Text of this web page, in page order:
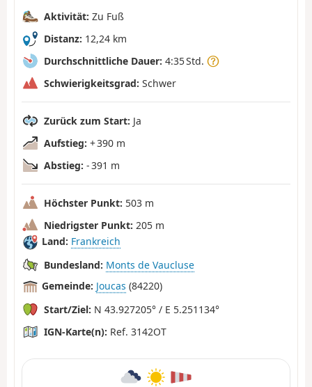
Aktivität: Zu Fuß
Distanz: 12,24 km
Durchschnittliche Dauer: 4:35 Std.
Schwierigkeitsgrad: Schwer
Zurück zum Start: Ja
Aufstieg: + 390 m
Abstieg: - 391 m
Höchster Punkt: 503 m
Niedrigster Punkt: 205 m
Land: Frankreich
Bundesland: Monts de Vaucluse
Gemeinde: Joucas (84220)
Start/Ziel: N 43.927205° / E 5.251134°
IGN-Karte(n): Ref. 3142OT